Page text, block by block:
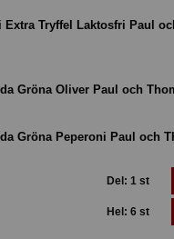
Extra Tryffel Laktosfri Paul
Gröna Oliver Paul och
Gröna Peperoni Paul och
Del: 1 st
Hel: 6 st